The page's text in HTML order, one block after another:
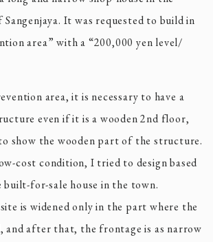
It was requested to build in
area” with a “200,000 yen level/
area, it is necessary to have a
even if it is a wooden 2nd floor,
show the wooden part of the structure.
cost condition, I tried to design based
built-for-sale house in the town.
is widened only in the part where the
and after that, the frontage is as narrow